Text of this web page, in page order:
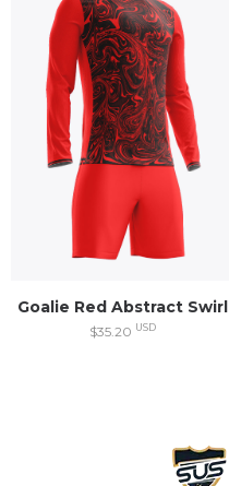
Goalie Red Abstract Swirl
$35.20 USD